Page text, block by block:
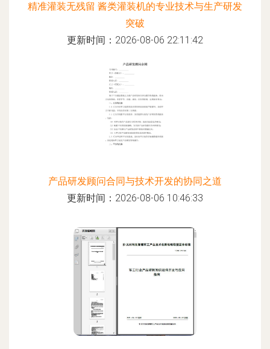
精准灌装无残留 酱类灌装机的专业技术与生产研发
突破
更新时间：2026-08-06 22:11:42
产品研发顾问合同与技术开发的协同之道
更新时间：2026-08-06 10:46:33